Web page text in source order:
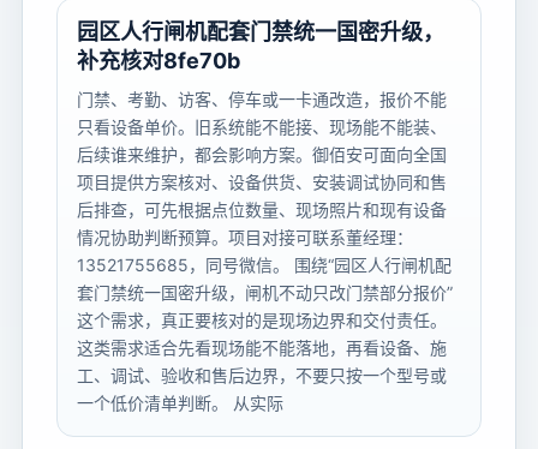
园区人行闸机配套门禁统一国密升级，
补充核对8fe70b
门禁、考勤、访客、停车或一卡通改造，报价不能
只看设备单价。旧系统能不能接、现场能不能装、
后续谁来维护，都会影响方案。御佰安可面向全国
项目提供方案核对、设备供货、安装调试协同和售
后排查，可先根据点位数量、现场照片和现有设备
情况协助判断预算。项目对接可联系董经理：
13521755685，同号微信。 围绕“园区人行闸机配
套门禁统一国密升级，闸机不动只改门禁部分报价”
这个需求，真正要核对的是现场边界和交付责任。
这类需求适合先看现场能不能落地，再看设备、施
工、调试、验收和售后边界，不要只按一个型号或
一个低价清单判断。 从实际